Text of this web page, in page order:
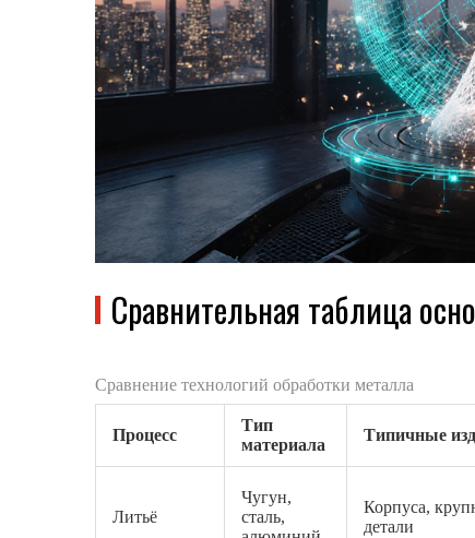
Сравнительная таблица
Сравнение технологий обработки металла
Процесс
Тип
материала
Типичные
Литьё
Чугун,
сталь,
Корпуса,
детали